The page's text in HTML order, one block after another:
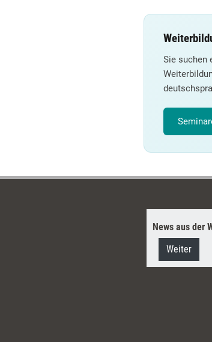
Sie suchen
News aus der
Weiter